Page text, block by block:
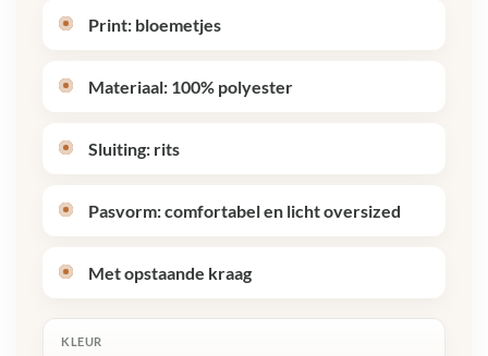
Print: bloemetjes
Materiaal: 100% polyester
Sluiting: rits
Pasvorm: comfortabel en licht oversized
Met opstaande kraag
KLEUR